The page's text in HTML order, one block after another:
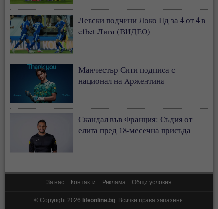
Левски подчини Локо Пд за 4 от 4 в
efbet Лига (ВИДЕО)
Манчестър Сити подписа с
национал на Аржентина
Скандал във Франция: Съдия от
елита пред 18-месечна присъда
За нас Контакти Реклама Общи условия
© Copyright 2026 lifeonline.bg. Всички права запазени.